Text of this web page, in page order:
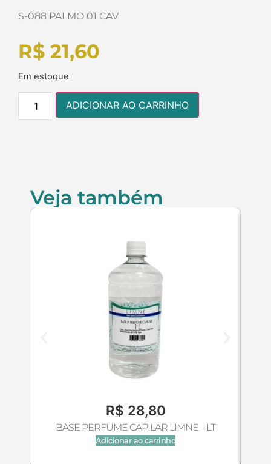
S-088 PALMO 01 CAV
R$ 21,60
Em estoque
ADICIONAR AO CARRINHO
Veja também
R$ 28,80
BASE PERFUME CAPILAR LIMNE – LT
Adicionar ao carrinho